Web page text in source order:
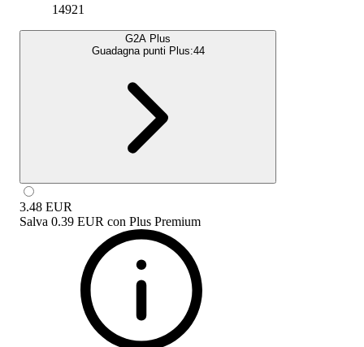
14921
G2A Plus
Guadagna punti Plus:44
3.48 EUR
Salva 0.39 EUR con Plus Premium